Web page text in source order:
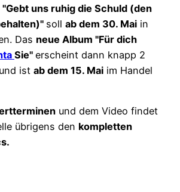
"Gebt uns ruhig die Schuld (den
soll ab dem 30. Mai in
Das neue Album "Für dich
Sie" erscheint dann knapp 2
ist ab dem 15. Mai im Handel
und dem Video findet
übrigens den kompletten